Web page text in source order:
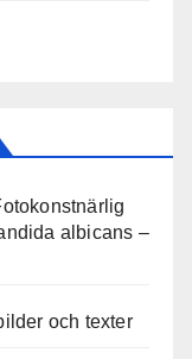
albicans –
och texter